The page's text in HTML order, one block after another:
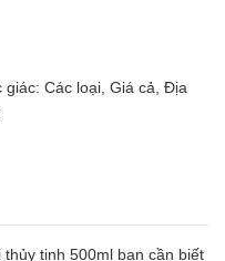
giác: Các loại, Giá cả, Địa
thủy tinh 500ml bạn cần biết